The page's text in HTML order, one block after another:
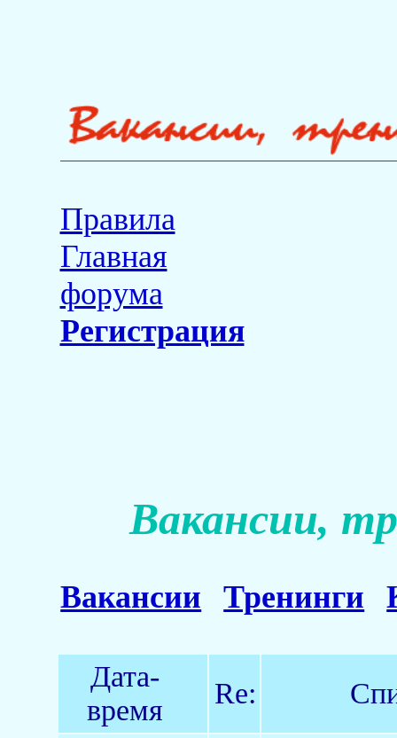
Правила
Главная
форума
Регистрация
Вакансии,
Вакансии Тренинги
Дата-
время
Re: